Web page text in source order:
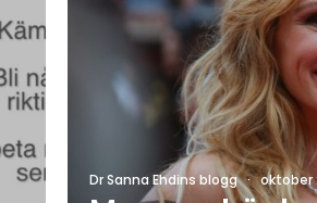
Dr Sanna Ehdins blogg · oktober